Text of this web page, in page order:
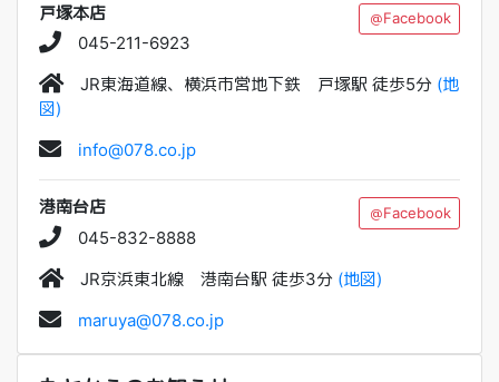
戸塚本店 ＠Facebook
045-211-6923
JR東海道線、横浜市営地下鉄 戸塚駅 徒歩5分 (地
図)
info@078.co.jp
港南台店 ＠Facebook
045-832-8888
JR京浜東北線 港南台駅 徒歩3分 (地図)
maruya@078.co.jp